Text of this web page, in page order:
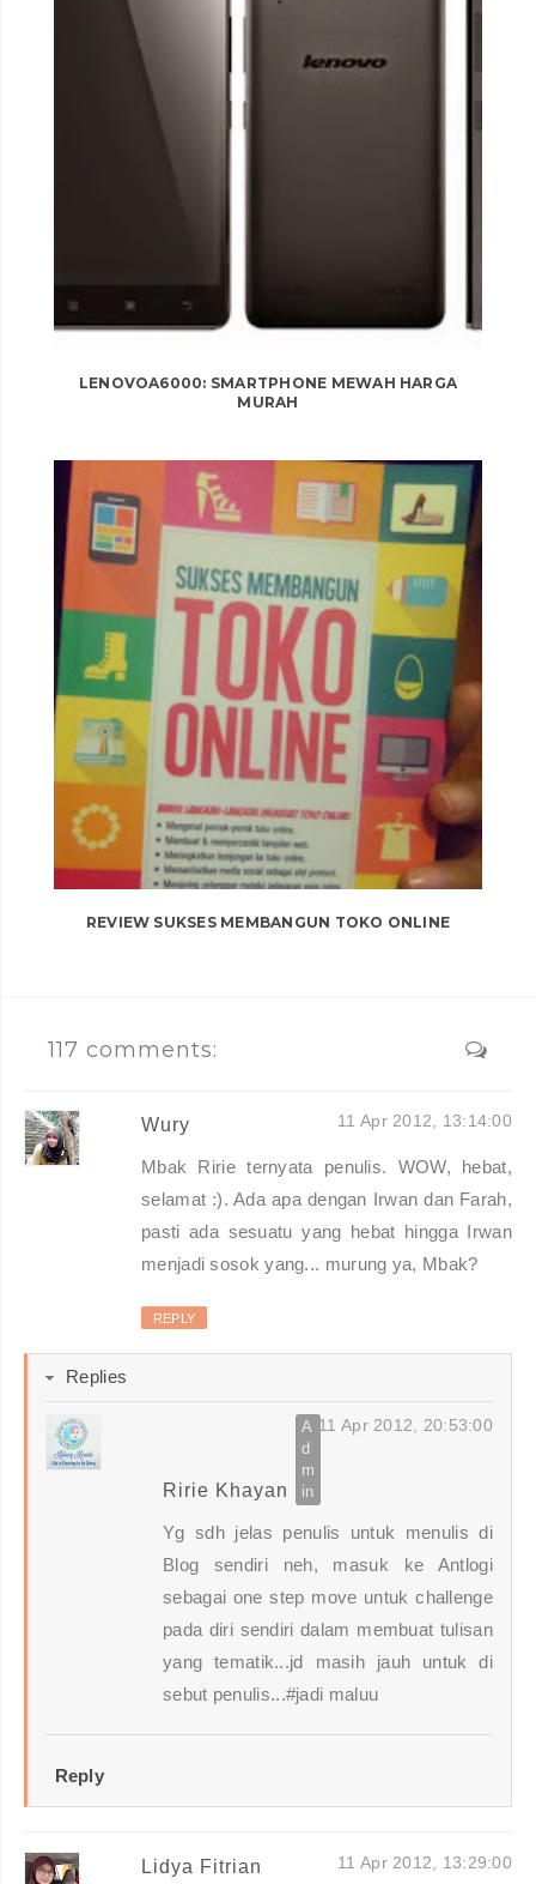
LENOVOA6000: SMARTPHONE MEWAH HARGA
MURAH
REVIEW SUKSES MEMBANGUN TOKO ONLINE
117 comments:
Wury 11 Apr 2012, 13:14:00
Mbak Ririe ternyata penulis. WOW, hebat,
selamat :). Ada apa dengan Irwan dan Farah,
pasti ada sesuatu yang hebat hingga Irwan
menjadi sosok yang... murung ya, Mbak?
REPLY
Replies
Ririe Khayan
11 Apr 2012, 20:53:00
Yg sdh jelas penulis untuk menulis di
Blog sendiri neh, masuk ke Antlogi
sebagai one step move untuk challenge
pada diri sendiri dalam membuat tulisan
yang tematik...jd masih jauh untuk di
sebut penulis...#jadi maluu
Reply
Lidya Fitrian 11 Apr 2012, 13:29:00